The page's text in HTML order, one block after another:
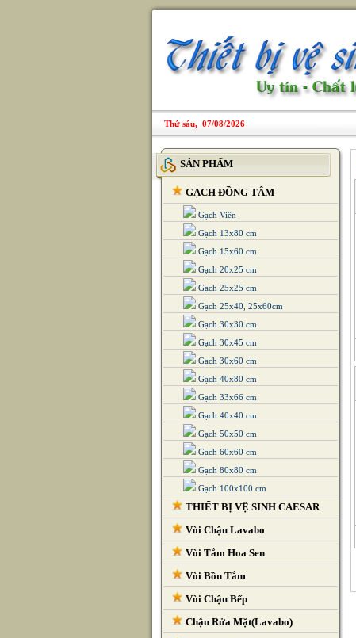
Thứ sáu, 07/08/2026
SẢN PHẨM
GẠCH ĐỒNG TÂM
Gạch Viền
Gạch 13x80 cm
Gạch 15x60 cm
Gạch 20x25 cm
Gạch 25x25 cm
Gạch 25x40, 25x60cm
Gạch 30x30 cm
Gạch 30x45 cm
Gạch 30x60 cm
Gạch 40x80 cm
Gạch 33x66 cm
Gạch 40x40 cm
Gạch 50x50 cm
Gach 60x60 cm
Gạch 80x80 cm
Gạch 100x100 cm
THIẾT BỊ VỆ SINH CAESAR
Vòi Chậu Lavabo
Vòi Tắm Hoa Sen
Vòi Bồn Tắm
Vòi Chậu Bếp
Chậu Rửa Mặt(Lavabo)